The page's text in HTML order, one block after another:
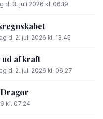
d. 3. juli 2026 kl. 06.19
d. 2. juli 2026 kl. 13.45
af kraft
d. 2. juli 2026 kl. 06.27
kl. 07.24